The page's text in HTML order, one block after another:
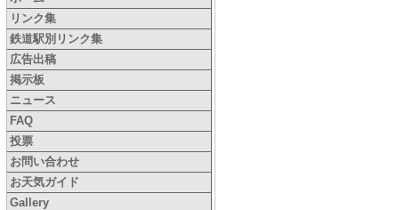
リンク集
鉄道駅別リンク集
広告出稿
掲示板
ニュース
FAQ
投票
お問い合わせ
お天気ガイド
Gallery